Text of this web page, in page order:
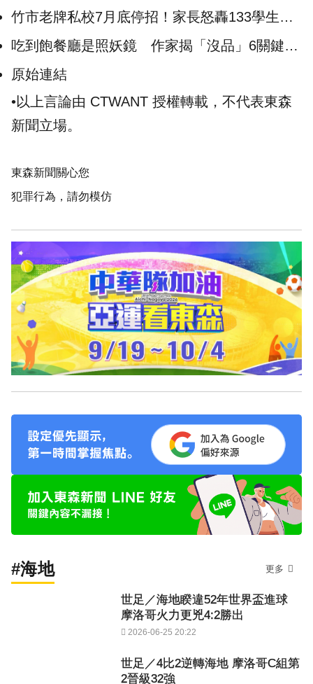
竹市老牌私校7月底停招！家長怒轟133學生淪
人球 校方回應了
吃到飽餐廳是照妖鏡 作家揭「沒品」6關鍵…
遭打臉：吃出優越感？
原始連結
•以上言論由 CTWANT 授權轉載，不代表東森
新聞立場。
東森新聞關心您
犯罪行為，請勿模仿
#海地 更多
世足／海地睽違52年世界盃進球
摩洛哥火力更兇4:2勝出
2026-06-25 20:22
世足／4比2逆轉海地 摩洛哥C組第
2晉級32強